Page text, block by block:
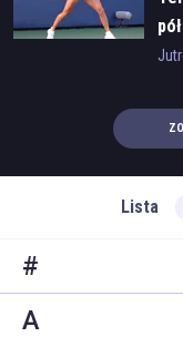
Lista
#
A